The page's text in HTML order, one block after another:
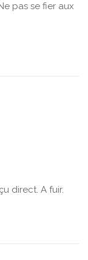
pas se fier aux
direct. A fuir.